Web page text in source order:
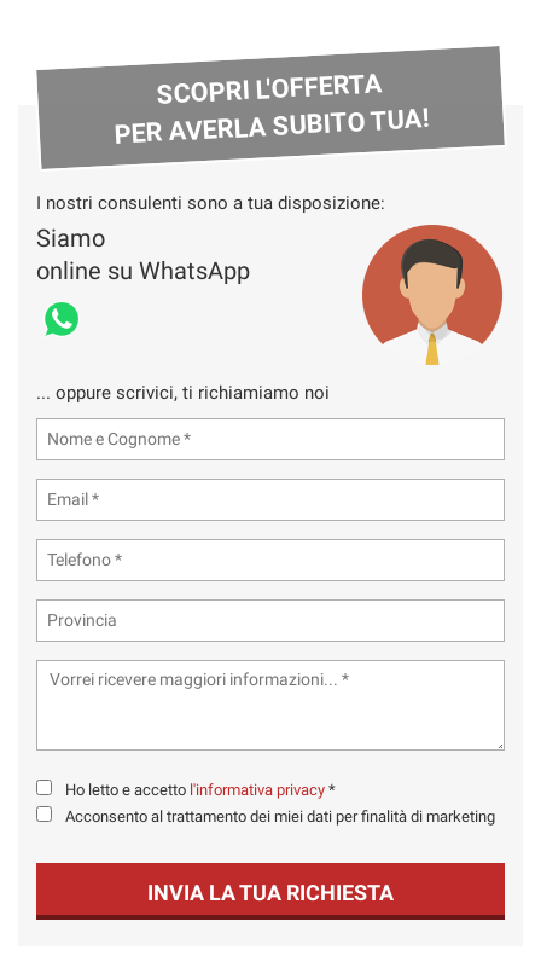
SCOPRI L'OFFERTA
PER AVERLA SUBITO TUA!
I nostri consulenti sono a tua disposizione:
Siamo
online su WhatsApp
... oppure scrivici, ti richiamiamo noi
Ho letto e accetto l'informativa privacy *
Acconsento al trattamento dei miei dati per finalità di marketing
INVIA LA TUA RICHIESTA